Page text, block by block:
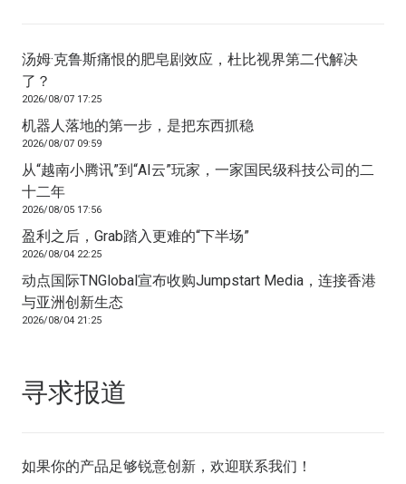
汤姆·克鲁斯痛恨的肥皂剧效应，杜比视界第二代解决
了？
2026/08/07 17:25
机器人落地的第一步，是把东西抓稳
2026/08/07 09:59
从“越南小腾讯”到“AI云”玩家，一家国民级科技公司的二
十二年
2026/08/05 17:56
盈利之后，Grab踏入更难的“下半场”
2026/08/04 22:25
动点国际TNGlobal宣布收购Jumpstart Media，连接香港
与亚洲创新生态
2026/08/04 21:25
寻求报道
如果你的产品足够锐意创新，欢迎联系我们 ！